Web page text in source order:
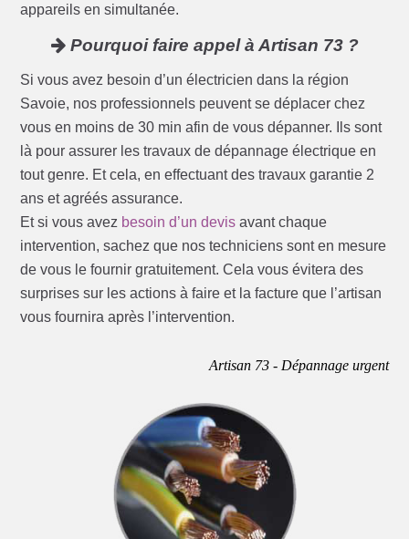
appareils en simultanée.
Pourquoi faire appel à Artisan 73 ?
Si vous avez besoin d’un électricien dans la région
Savoie, nos professionnels peuvent se déplacer chez
vous en moins de 30 min afin de vous dépanner. Ils sont
là pour assurer les travaux de dépannage électrique en
tout genre. Et cela, en effectuant des travaux garantie 2
ans et agréés assurance.
Et si vous avez besoin d’un devis avant chaque
intervention, sachez que nos techniciens sont en mesure
de vous le fournir gratuitement. Cela vous évitera des
surprises sur les actions à faire et la facture que l’artisan
vous fournira après l’intervention.
Artisan 73 - Dépannage urgent